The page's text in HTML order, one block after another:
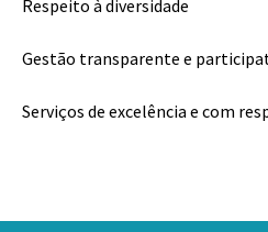
Respeito à diversidade
Gestão transparente e
Serviços de excelência e com